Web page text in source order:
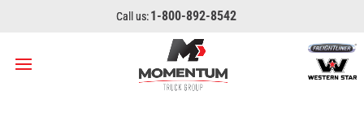
1-800-892-8542